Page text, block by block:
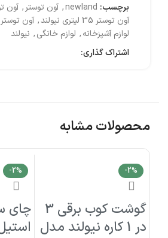
برچسب: newland
, آون توستر , آون
آون توستر 35 لیتری نیولند
, آون توستر
لوازم آشپزخانه, لوازم خانگی, نیولند
اشتراک گذاری:
محصولات مشابه
-2%
گوشت کوب برقی 3
در 1 کاره نیولند مدل
-2%
چای